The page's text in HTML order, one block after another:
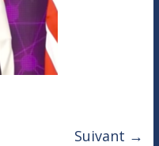
Suivant →